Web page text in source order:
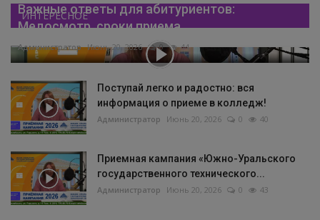
ИНТЕРЕСНОЕ
Важные ответы для абитуриентов:
Медосмотр, сроки приема...
Администратор Июнь 20, 2026 0 44
Поступай легко и радостно: вся
информация о приеме в колледж!
Администратор Июнь 20, 2026 0 40
Приемная кампания «Южно-Уральского
государственного технического...
Администратор Июнь 20, 2026 0 43